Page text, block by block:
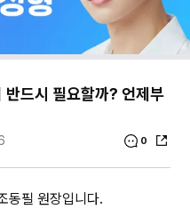
드시 필요할까? 언제부
0
동필 원장입니다.